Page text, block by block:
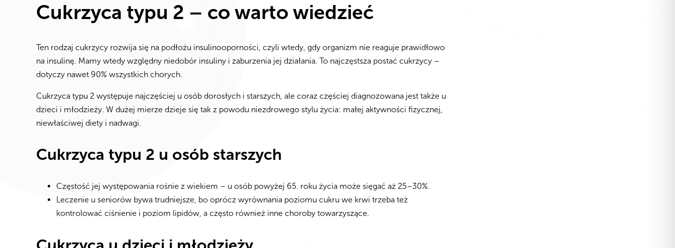
Cukrzyca typu 2 – co warto wiedzieć
Ten rodzaj cukrzycy rozwija się na podłożu insulinooporności, czyli wtedy, gdy organizm nie reaguje prawidłowo
na insulinę. Mamy wtedy względny niedobór insuliny i zaburzenia jej działania. To najczęstsza postać cukrzycy –
dotyczy nawet 90% wszystkich chorych.
Cukrzyca typu 2 występuje najczęściej u osób dorosłych i starszych, ale coraz częściej diagnozowana jest także u
dzieci i młodzieży. W dużej mierze dzieje się tak z powodu niezdrowego stylu życia: małej aktywności fizycznej,
niewłaściwej diety i nadwagi.
Cukrzyca typu 2 u osób starszych
Częstość jej występowania rośnie z wiekiem – u osób powyżej 65. roku życia może sięgać aż 25–30%.
Leczenie u seniorów bywa trudniejsze, bo oprócz wyrównania poziomu cukru we krwi trzeba też
kontrolować ciśnienie i poziom lipidów, a często również inne choroby towarzyszące.